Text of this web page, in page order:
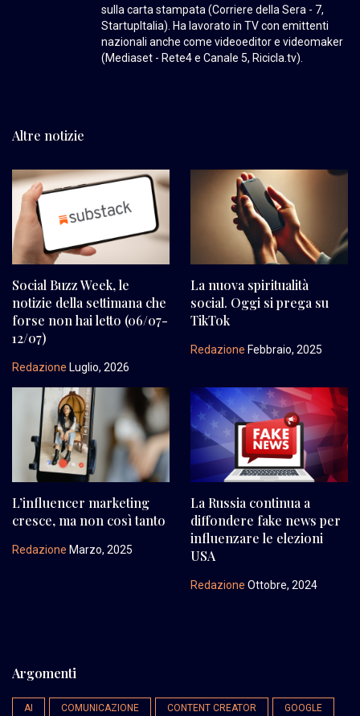
sulla carta stampata (Corriere della Sera - 7,
StartupItalia). Ha lavorato in TV con emittenti
nazionali anche come videoeditor e videomaker
(Mediaset - Rete4 e Canale 5, Ricicla.tv).
Altre notizie
Social Buzz Week, le
notizie della settimana che
forse non hai letto (06/07-
12/07)
Redazione Luglio, 2026
La nuova spiritualità
social. Oggi si prega su
TikTok
Redazione Febbraio, 2025
L’influencer marketing
cresce, ma non così tanto
Redazione Marzo, 2025
La Russia continua a
diffondere fake news per
influenzare le elezioni
USA
Redazione Ottobre, 2024
Argomenti
AI COMUNICAZIONE CONTENT CREATOR GOOGLE